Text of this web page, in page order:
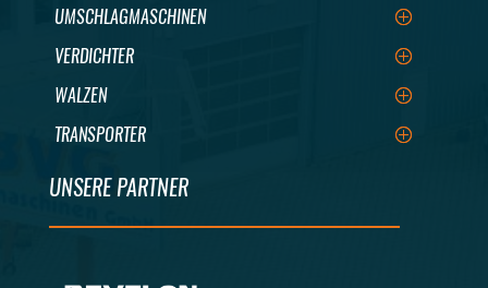
UMSCHLAGMASCHINEN
VERDICHTER
WALZEN
TRANSPORTER
UNSERE PARTNER